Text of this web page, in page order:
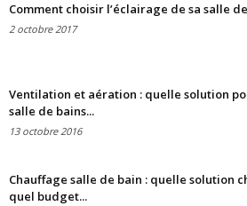
Comment choisir l’éclairage de sa salle
2 octobre 2017
Ventilation et aération : quelle solution
salle de bains...
13 octobre 2016
Chauffage salle de bain : quelle solution
quel budget...